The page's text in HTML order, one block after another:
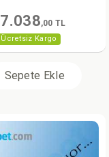
Ücretsiz Kargo
7.038,00 TL
Sepete Ekle